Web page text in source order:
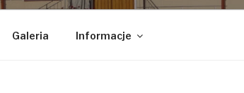
Galeria Informacje